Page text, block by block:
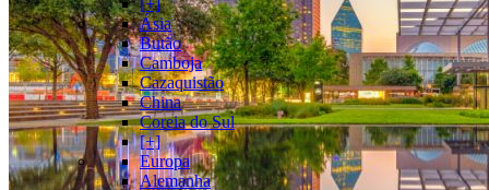
[+]
Ásia
Butão
Camboja
Cazaquistão
China
Coreia do Sul
[+]
Europa
Alemanha